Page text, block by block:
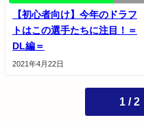
【初心者向け】今年のドラフ
トはこの選手たちに注目！＝
DL編＝
2021年4月22日
1 / 2